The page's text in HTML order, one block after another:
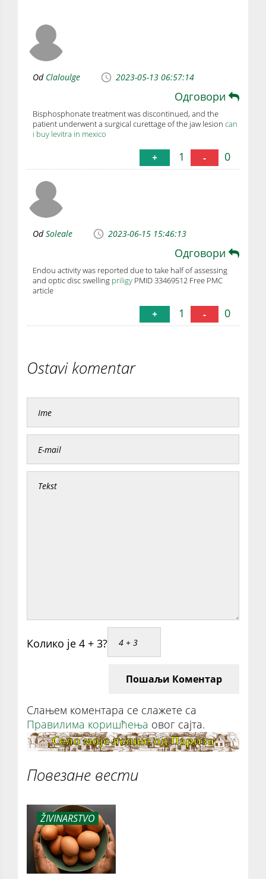
Od Claloulge 2023-05-13 06:57:14
Одговори
Bisphosphonate treatment was discontinued, and the
patient underwent a surgical curettage of the jaw lesion can
i buy levitra in mexico
+ 1 - 0
OdSoleale 2023-06-15 15:46:13
Одговори
Endou activity was reported due to take half of assessing
and optic disc swelling priligy PMID 33469512 Free PMC
article
+ 1 - 0
Ostavi komentar
Колико је 4 + 3?
Пошаљи Коментар
Слањем коментара се слажете са
Правилима коришћења овог сајта.
Повезане вести
ŽIVINARSTVO